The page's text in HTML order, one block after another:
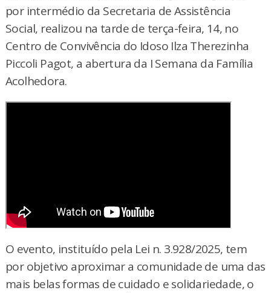
por intermédio da Secretaria de Assistência
Social, realizou na tarde de terça-feira, 14, no
Centro de Convivência do Idoso Ilza Therezinha
Piccoli Pagot, a abertura da I Semana da Família
Acolhedora.
O evento, instituído pela Lei n. 3.928/2025, tem
por objetivo aproximar a comunidade de uma das
mais belas formas de cuidado e solidariedade, o